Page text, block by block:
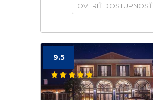
OVERIŤ DOSTUPNOSŤ
9.5